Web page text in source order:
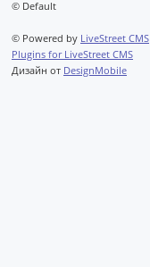
© Default
© Powered by LiveStreet CMS
Plugins for LiveStreet CMS
Дизайн от DesignMobile